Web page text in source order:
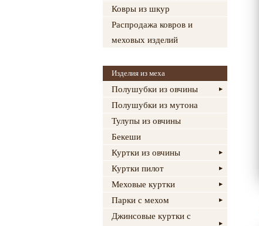
Ковры из шкур
Распродажа ковров и
меховых изделий
Изделия из меха
Полушубки из овчины
Полушубки из мутона
Тулупы из овчины
Бекеши
Куртки из овчины
Куртки пилот
Меховые куртки
Парки с мехом
Джинсовые куртки с